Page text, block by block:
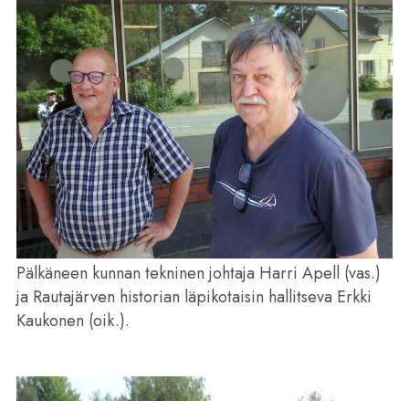
Pälkäneen kunnan tekninen johtaja Harri Apell (vas.)
ja Rautajärven historian läpikotaisin hallitseva Erkki
Kaukonen (oik.).